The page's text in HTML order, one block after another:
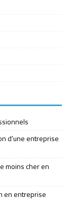
d’une entreprise
moins cher en
en entreprise